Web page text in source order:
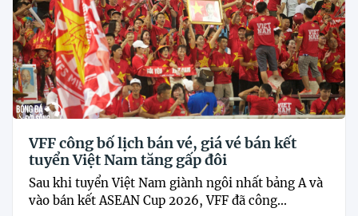
VFF công bố lịch bán vé, giá vé bán kết
tuyển Việt Nam tăng gấp đôi
Sau khi tuyển Việt Nam giành ngôi nhất bảng A và
vào bán kết ASEAN Cup 2026, VFF đã công...